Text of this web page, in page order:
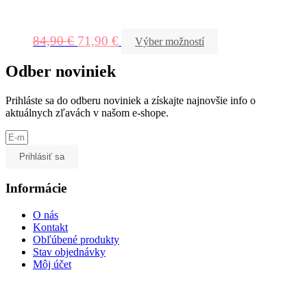
84,90€ 71,90 € Výber možností
Odber noviniek
Prihláste sa do odberu noviniek a získajte najnovšie info o
aktuálnych zľavách v našom e-shope.
Prihlásiť sa
Informácie
O nás
Kontakt
Obľúbené produkty
Stav objednávky
Môj účet